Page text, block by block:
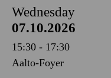
Wednesday
07.10.2026
15:30 - 17:30
Aalto-Foyer